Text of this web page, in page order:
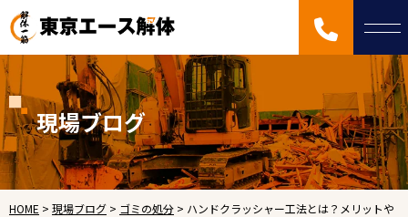
現場ブログ
HOME > 現場ブログ > ゴミの処分 > ハンドクラッシャー工法とは？メリットや